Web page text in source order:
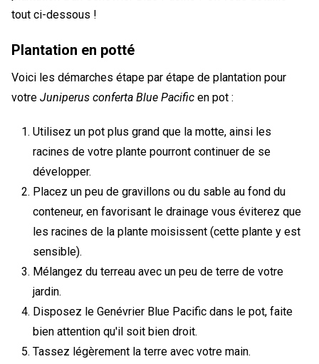
tout ci-dessous !
Plantation en potté
Voici les démarches étape par étape de plantation pour
votre Juniperus conferta Blue Pacific en pot :
Utilisez un pot plus grand que la motte, ainsi les
racines de votre plante pourront continuer de se
développer.
Placez un peu de gravillons ou du sable au fond du
conteneur, en favorisant le drainage vous éviterez que
les racines de la plante moisissent (cette plante y est
sensible).
Mélangez du terreau avec un peu de terre de votre
jardin.
Disposez le Genévrier Blue Pacific dans le pot, faite
bien attention qu'il soit bien droit.
Tassez légèrement la terre avec votre main.